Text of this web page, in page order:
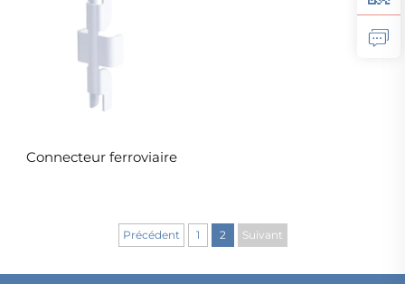
Connecteur ferroviaire
Précédent 1 2 Suivant